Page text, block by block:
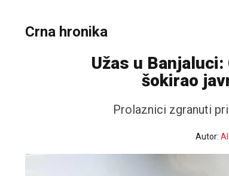
Crna hronika
Užas u
šokirao
Prolaznici zgranuti
Autor: